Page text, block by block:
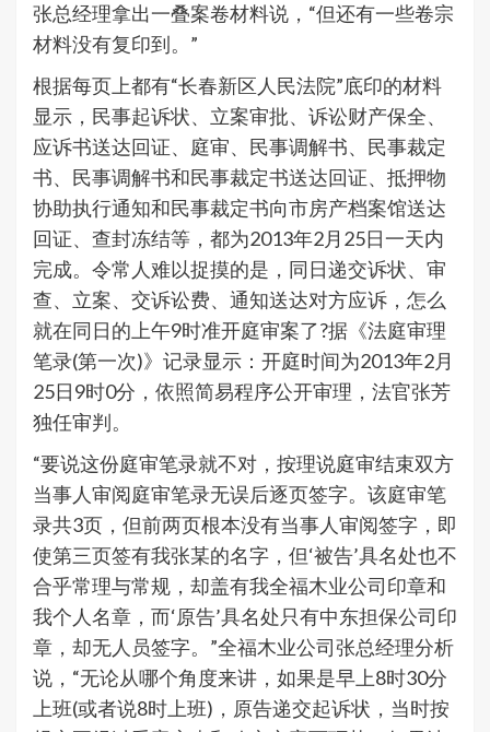
张总经理拿出一叠案卷材料说，“但还有一些卷宗
材料没有复印到。”
根据每页上都有“长春新区人民法院”底印的材料
显示，民事起诉状、立案审批、诉讼财产保全、
应诉书送达回证、庭审、民事调解书、民事裁定
书、民事调解书和民事裁定书送达回证、抵押物
协助执行通知和民事裁定书向市房产档案馆送达
回证、查封冻结等，都为2013年2月25日一天内
完成。令常人难以捉摸的是，同日递交诉状、审
查、立案、交诉讼费、通知送达对方应诉，怎么
就在同日的上午9时准开庭审案了?据《法庭审理
笔录(第一次)》记录显示：开庭时间为2013年2月
25日9时0分，依照简易程序公开审理，法官张芳
独任审判。
“要说这份庭审笔录就不对，按理说庭审结束双方
当事人审阅庭审笔录无误后逐页签字。该庭审笔
录共3页，但前两页根本没有当事人审阅签字，即
使第三页签有我张某的名字，但‘被告’具名处也不
合乎常理与常规，却盖有我全福木业公司印章和
我个人名章，而‘原告’具名处只有中东担保公司印
章，却无人员签字。”全福木业公司张总经理分析
说，“无论从哪个角度来讲，如果是早上8时30分
上班(或者说8时上班)，原告递交起诉状，当时按